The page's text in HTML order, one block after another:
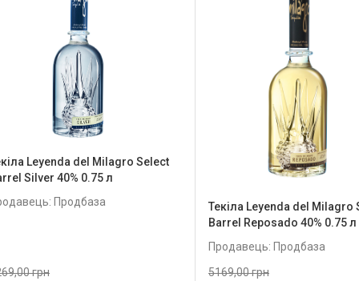
Leyenda del Milagro Select
Silver 40% 0.75 л
Продбаза
грн
Текіла Leyenda del Milagro
Barrel Reposado 40% 0.75 л
Продавець: Продбаза
5169,00 грн